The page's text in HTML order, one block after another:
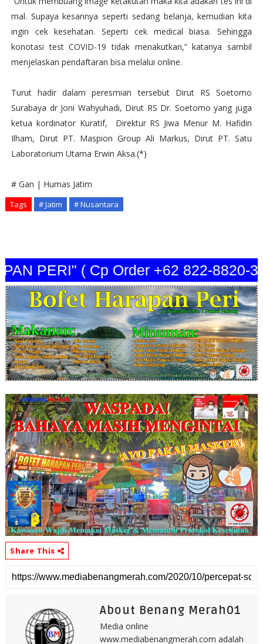
mal. Supaya kesannya seperti sedang belanja, kemudian kita
ingin cek kesehatan. Seperti cek medical biasa. Sehingga
konotasi test COVID-19 tidak menakutkan,” katanya sambil
menjelaskan pendaftaran bisa melalui online.
Turut hadir dalam peresmian tersebut Dirut RS Soetomo
Surabaya dr Joni Wahyuhadi, Dirut RS Dr. Soetomo yang juga
ketua kordinator Kuratif, Direktur RS Jiwa Menur M. Hafidin
Ilham, Dirut PT. Maspion Group Ali Markus, Dirut PT. Satu
Laboratorium Utama Erwin Aksa.(*)
# Gan | Humas Jatim
Tags # Jatim # Nusantara
PERI" ( Cp Order +62 822-8820-
Share This
About Benang Merah01
Media online
www.mediabenangmerah.com adalah